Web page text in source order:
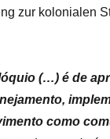
zur kolonialen
(…) é de
como